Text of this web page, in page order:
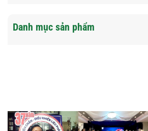
Danh mục sản phẩm